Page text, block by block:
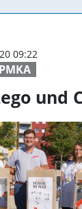
PMKA
09:22
und